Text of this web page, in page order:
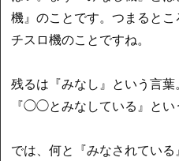
機』のことです。つまると
チスロ機のことですね。
残るは『みなし』という言葉
『◯◯とみなしている』とい
では、何と『みなされてい